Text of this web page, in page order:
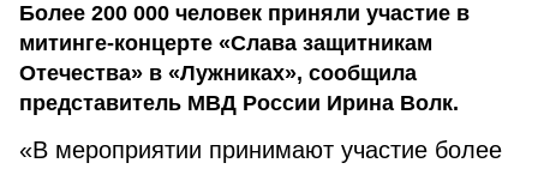
Более 200 000 человек приняли участие в
митинге-концерте «Слава защитникам
Отечества» в «Лужниках», сообщила
представитель МВД России Ирина Волк.
«В мероприятии принимают участие более